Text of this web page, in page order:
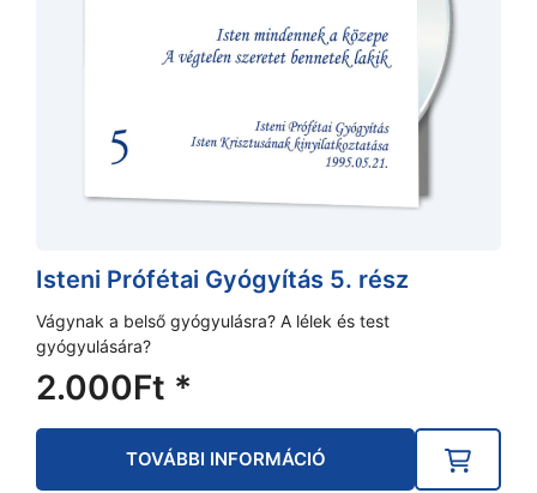
Isteni Prófétai Gyógyítás 5. rész
Vágynak a belső gyógyulásra? A lélek és test
gyógyulására?
2.000Ft *
TOVÁBBI INFORMÁCIÓ